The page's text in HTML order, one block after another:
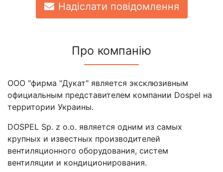
Надіслати повідомлення
Про компанію
ООО "фирма "Дукат" является эксклюзивным
официальным представителем компании Dospel на
территории Украины.
DOSPEL Sp. z o.o. является одним из самых
крупных и известных производителей
вентиляционного оборудования, систем
вентиляции и кондиционирования.